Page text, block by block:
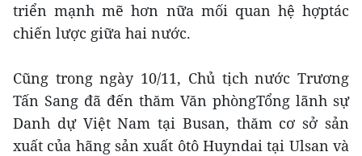
triển mạnh mẽ hơn nữa mối quan hệ hợptác
chiến lược giữa hai nước.
Cũng trong ngày 10/11, Chủ tịch nước Trương
Tấn Sang đã đến thăm Văn phòngTổng lãnh sự
Danh dự Việt Nam tại Busan, thăm cơ sở sản
xuất của hãng sản xuất ôtô Huyndai tại Ulsan và